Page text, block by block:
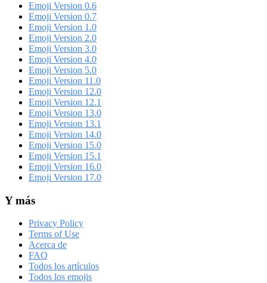
Emoji Version 0.6
Emoji Version 0.7
Emoji Version 1.0
Emoji Version 2.0
Emoji Version 3.0
Emoji Version 4.0
Emoji Version 5.0
Emoji Version 11.0
Emoji Version 12.0
Emoji Version 12.1
Emoji Version 13.0
Emoji Version 13.1
Emoji Version 14.0
Emoji Version 15.0
Emoji Version 15.1
Emoji Version 16.0
Emoji Version 17.0
Y más
Privacy Policy
Terms of Use
Acerca de
FAQ
Todos los artículos
Todos los emojis